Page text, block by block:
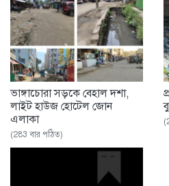
ভাঙ্গাচোরা সড়কে বেহাল দশা,
লাইট হাউজ হোটেল জোন
এলাকা
(283 বার পঠিত)